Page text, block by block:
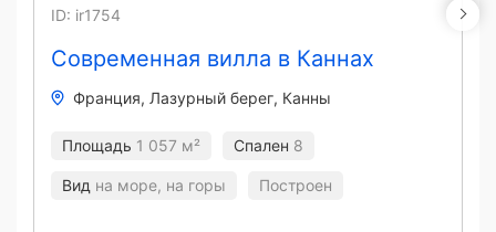
Современная вилла в Каннах
ID: ir1754
Франция Лазурный берег Канны
Площадь 1 057 м² Спален 8
Вид на море, на горы Построен